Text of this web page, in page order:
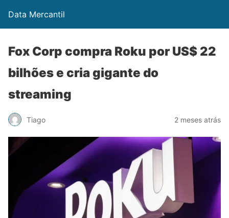
Data Mercantil
Fox Corp compra Roku por US$ 22
bilhões e cria gigante do
streaming
Tiago 2 meses atrás